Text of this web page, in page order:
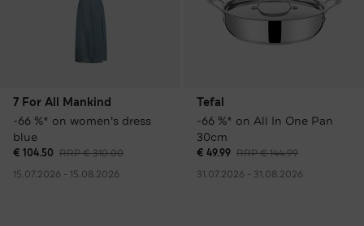
7 For All Mankind
-66 %* on women's dress
blue
€ 104.50 RRP € 310.00
15.07.2026 - 15.08.2026
Tefal
-66 %* on All In One Pan
30cm
€ 49.99 RRP € 144.99
31.07.2026 - 31.08.2026